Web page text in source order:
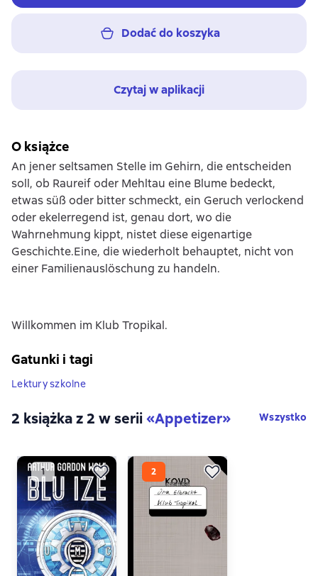
Dodać do koszyka
Czytaj w aplikacji
O książce
An jener seltsamen Stelle im Gehirn, die entscheiden
soll, ob Raureif oder Mehltau eine Blume bedeckt,
etwas süß oder bitter schmeckt, ein Geruch verlockend
oder ekelerregend ist, genau dort, wo die
Wahrnehmung kippt, nistet diese eigenartige
Geschichte.Eine, die wiederholt behauptet, nicht von
einer Familienauslöschung zu handeln.
Willkommen im Klub Tropikal.
Gatunki i tagi
Lektury szkolne
2 książka z 2 w serii«Appetizer» Wszystko